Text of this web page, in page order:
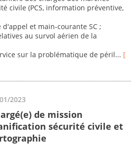
civile (PCS, information préventive,
d'appel et main-courante SC ;
au survol aérien de la
sur la problématique de péril... [
2023
de mission
sécurité civile et